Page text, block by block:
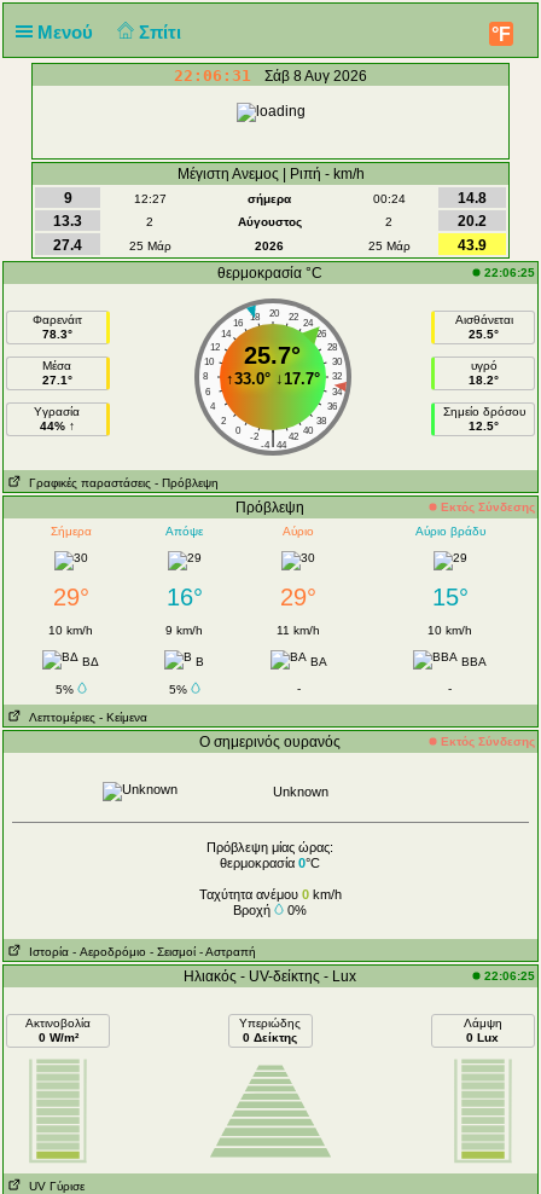
Μενού Σπίτι °F
22:06:31 Σάβ 8 Αυγ 2026
Μέγιστη Ανεμος | Ριπή - km/h
9
12:27 σήμερα 00:24
14.8
13.3
2 Αύγουστος 2
20.2
27.4
25 Μάρ 2026 25 Μάρ
43.9
θερμοκρασία °C
22:06:25
Φαρενάιτ
78.3°
Μέσα
27.1°
Υγρασία
44% ↑
20
18 22
16
24
14
26
12
28
10
30
8
32
6
34
4
36
2
38
0
40
-2 42
|
-4 44
25.7°
↑33.0°↓17.7°
Αισθάνεται
25.5°
υγρό
18.2°
Σημείο δρόσου
12.5°
Γραφικές παραστάσεις - Πρόβλεψη
Πρόβλεψη
Εκτός Σύνδεσης
Σήμερα
Απόψε Αύριο Αύριο βράδυ
29° 16° 29° 15°
10 km/h 9 km/h 11 km/h 10 km/h
ΒΔ Β ΒΑ ΒΒΑ
5% 5% - -
Λεπτομέριες - Κείμενα
Ο σημερινός ουρανός Εκτός Σύνδεσης
Unknown
Πρόβλεψη μίας ώρας:
θερμοκρασία0°C
Ταχύτητα ανέμου 0km/h
Βροχή
0%
Ιστορία - Aεροδρόμιο - Σεισμοί - Αστραπή
Ηλιακός - UV-δείκτης - Lux 22:06:25
Ακτινοβολία
0 W/m²
Υπεριώδης
0 Δείκτης
Λάμψη
0 Lux
UV Γύρισε